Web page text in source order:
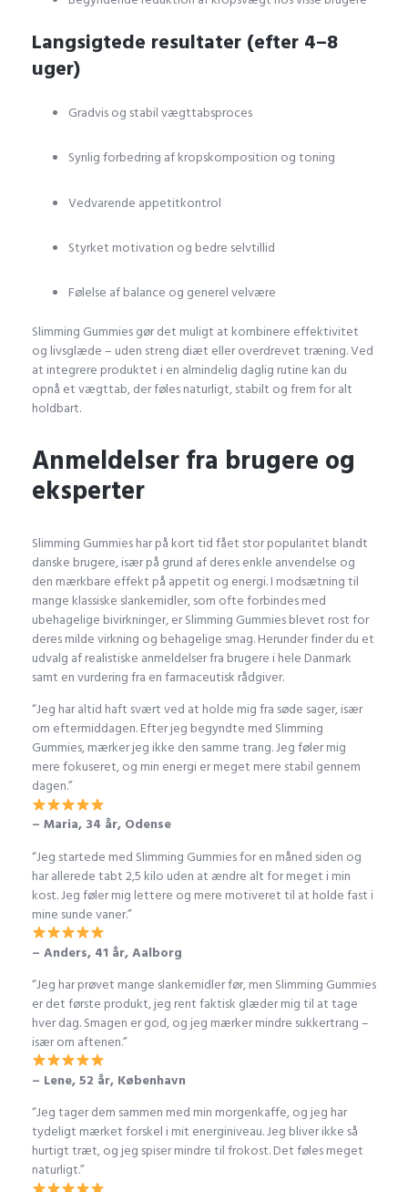
Langsigtede resultater (efter 4–8
uger)
Gradvis og stabil vægttabsproces
Synlig forbedring af kropskomposition og toning
Vedvarende appetitkontrol
Styrket motivation og bedre selvtillid
Følelse af balance og generel velvære
Slimming Gummies gør det muligt at kombinere effektivitet
og livsglæde – uden streng diæt eller overdrevet træning. Ved
at integrere produktet i en almindelig daglig rutine kan du
opnå et vægttab, der føles naturligt, stabilt og frem for alt
holdbart.
Anmeldelser fra brugere og
eksperter
Slimming Gummies har på kort tid fået stor popularitet blandt
danske brugere, især på grund af deres enkle anvendelse og
den mærkbare effekt på appetit og energi. I modsætning til
mange klassiske slankemidler, som ofte forbindes med
ubehagelige bivirkninger, er Slimming Gummies blevet rost for
deres milde virkning og behagelige smag. Herunder finder du et
udvalg af realistiske anmeldelser fra brugere i hele Danmark
samt en vurdering fra en farmaceutisk rådgiver.
“Jeg har altid haft svært ved at holde mig fra søde sager, især
om eftermiddagen. Efter jeg begyndte med Slimming
Gummies, mærker jeg ikke den samme trang. Jeg føler mig
mere fokuseret, og min energi er meget mere stabil gennem
dagen.”
– Maria, 34 år, Odense
“Jeg startede med Slimming Gummies for en måned siden og
har allerede tabt 2,5 kilo uden at ændre alt for meget i min
kost. Jeg føler mig lettere og mere motiveret til at holde fast i
mine sunde vaner.”
– Anders, 41 år, Aalborg
“Jeg har prøvet mange slankemidler før, men Slimming Gummies
er det første produkt, jeg rent faktisk glæder mig til at tage
hver dag. Smagen er god, og jeg mærker mindre sukkertrang –
især om aftenen.”
– Lene, 52 år, København
“Jeg tager dem sammen med min morgenkaffe, og jeg har
tydeligt mærket forskel i mit energiniveau. Jeg bliver ikke så
hurtigt træt, og jeg spiser mindre til frokost. Det føles meget
naturligt.”